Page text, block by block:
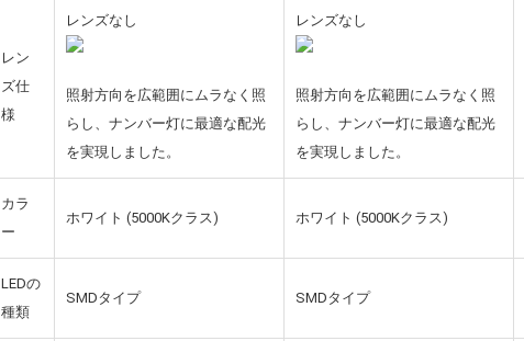
レン
ズ仕
様
レンズなし
照射方向を広範囲にムラなく照
らし、ナンバー灯に最適な配光
を実現しました。
レンズなし
照射方向を広範囲にムラなく照
らし、ナンバー灯に最適な配光
を実現しました。
カラ
ー
ホワイト (5000Kクラス) ホワイト (5000Kクラス)
LEDの
種類
SMDタイプ SMDタイプ